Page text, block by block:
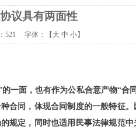
议具有两面性
521 字体：【 大 中 小】
的一面，也有作为公私合意产物“合
合同，体现合同制度的一般特征
规定，同时也适用民事法律规范